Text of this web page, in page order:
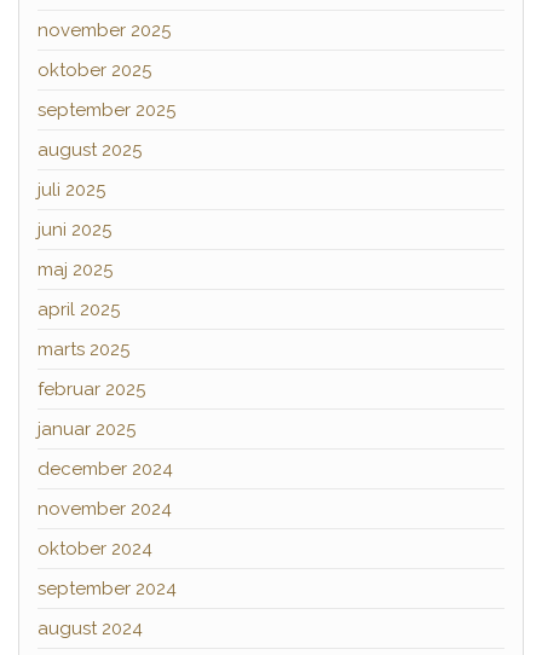
november 2025
oktober 2025
september 2025
august 2025
juli 2025
juni 2025
maj 2025
april 2025
marts 2025
februar 2025
januar 2025
december 2024
november 2024
oktober 2024
september 2024
august 2024